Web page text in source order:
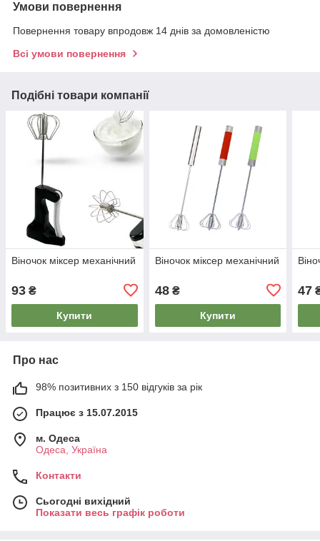
Умови повернення
Повернення товару впродовж 14 днів за домовленістю
Всі умови повернення
Подібні товари компанії
Віночок міксер механічний
93 ₴
Купити
Віночок міксер механічний
48₴
Купити
47
Про нас
98% позитивних з 150 відгуків за рік
Працює з 15.07.2015
м. Одеса
Одеса, Україна
Контакти
Сьогодні вихідний
Показати весь графік роботи